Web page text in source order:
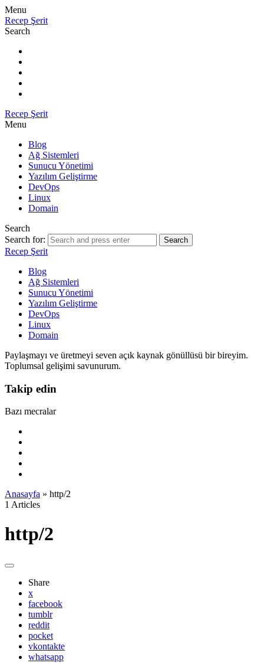
Menu
Recep Şerit
Search
Recep Şerit
Menu
Blog
Ağ Sistemleri
Sunucu Yönetimi
Yazılım Geliştirme
DevOps
Linux
Domain
Search
Search for:
Search
Recep Şerit
Blog
Ağ Sistemleri
Sunucu Yönetimi
Yazılım Geliştirme
DevOps
Linux
Domain
Paylaşmayı ve üretmeyi seven açık kaynak gönüllüsü bir bireyim.
Toplumsal gelişimi savunurum.
Takip edin
Bazı mecralar
Anasayfa » http/2
1 Articles
http/2
Share
x
facebook
tumblr
reddit
pocket
vkontakte
whatsapp